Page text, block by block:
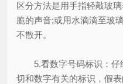
区分方法是用手指轻敲玻
脆的声音;或用水滴滴至玻
不散开。
5.看数字号码标识：仔
切和数字有关的标识，假